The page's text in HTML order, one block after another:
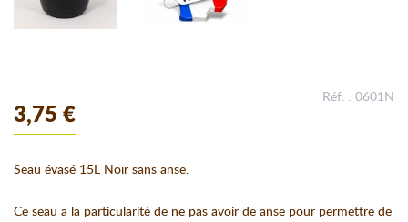
3,75 €
Réf. : 0601N
Seau évasé 15L Noir sans anse.
Ce seau a la particularité de ne pas avoir de anse pour permettre de